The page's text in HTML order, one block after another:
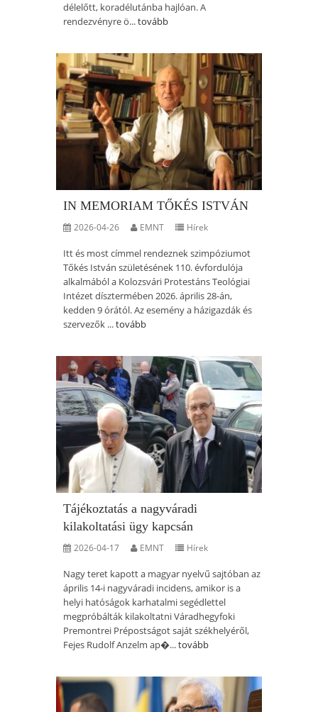
délelőtt, koradélutánba hajlóan. A
rendezvényre ö...tovább
IN MEMORIAM TŐKÉS ISTVÁN
2026-04-26 EMNT Hírek
Itt és most címmel rendeznek szimpóziumot
Tőkés István születésének 110. évfordulója
alkalmából a Kolozsvári Protestáns Teológiai
Intézet dísztermében 2026. április 28-án,
kedden 9 órától. Az esemény a házigazdák és
szervezők ...tovább
Tájékoztatás a nagyváradi
kilakoltatási ügy kapcsán
2026-04-17 EMNT Hírek
Nagy teret kapott a magyar nyelvű sajtóban az
április 14-i nagyváradi incidens, amikor is a
helyi hatóságok karhatalmi segédlettel
megpróbálták kilakoltatni Váradhegyfoki
Premontrei Prépostságot saját székhelyéről,
Fejes Rudolf Anzelm ap�...tovább